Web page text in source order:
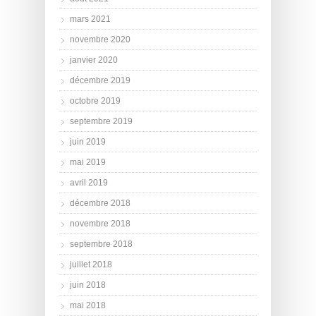
mars 2021
novembre 2020
janvier 2020
décembre 2019
octobre 2019
septembre 2019
juin 2019
mai 2019
avril 2019
décembre 2018
novembre 2018
septembre 2018
juillet 2018
juin 2018
mai 2018